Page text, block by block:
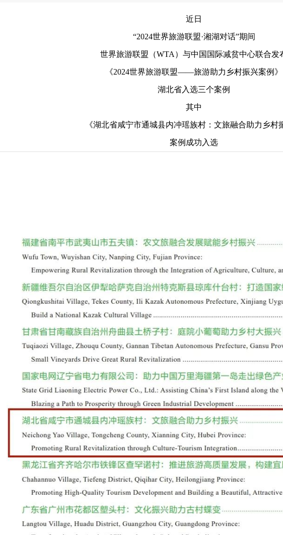
近日
“2024世界旅游联盟·湘湖对话”期间
世界旅游联盟（WTA）与中国国际减贫中心联合发
《2024世界旅游联盟——旅游助力乡村振兴案例》
湖北省入选三个案例
其中
《湖北省咸宁市通城县内冲瑶族村：文旅融合助力乡村
案例成功入选